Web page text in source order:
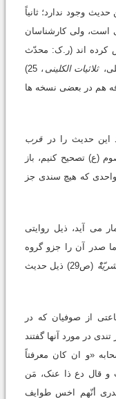
وجود ندارد؛ ثانیاً
است، ولی کارشناسان
کرده اند (ر.ک: محدّث
ثلاثیات الکلینی
، 25)
هم در بعضی نسخه ها
این حدیث را در
قرب
(ع) تصحیح کنیم، باز
که هیچ سندی جز
می آید، ذیل روایتی
صدر آن را جزو گروه
(ص29) ذیل حدیث
از صوفیان که در
در مورد آنها گفتند
«و ان کان معرفتاً
و قال دع ذا عنک، مَن
أنّهم اخس طوایف